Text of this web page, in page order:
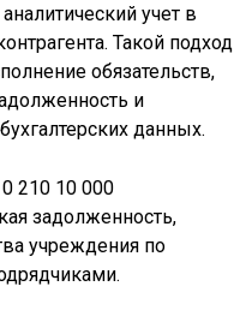
учет в
Такой подход
обязательств,
и
данных.
0 210 10 000
задолженность,
учреждения по